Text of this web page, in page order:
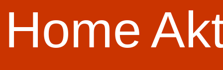
Home